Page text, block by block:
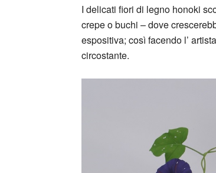
I delicati fiori di legno honoki
crepe o buchi – dove
espositiva; così facendo l’
circostante.